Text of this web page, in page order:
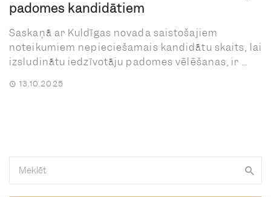
padomes kandidātiem
Saskaņā ar Kuldīgas novada saistošajiem
noteikumiem nepieciešamais kandidātu skaits, lai
izsludinātu iedzīvotāju padomes vēlēšanas, ir ...
13.10.2025